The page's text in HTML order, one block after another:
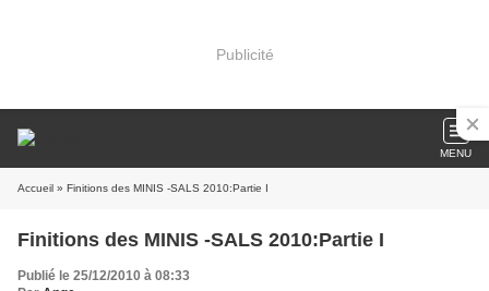
Publicité
MENU
Accueil » Finitions des MINIS -SALS 2010:Partie I
Finitions des MINIS -SALS 2010:Partie I
Publié le 25/12/2010 à 08:33